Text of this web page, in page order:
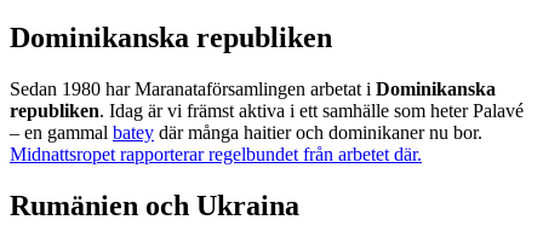
Dominikanska republiken
Sedan 1980 har Maranataförsamlingen arbetat i Dominikanska
republiken. Idag är vi främst aktiva i ett samhälle som heter Palavé
– en gammal batey där många haitier och dominikaner nu bor.
Midnattsropet rapporterar regelbundet från arbetet där.
Rumänien och Ukraina